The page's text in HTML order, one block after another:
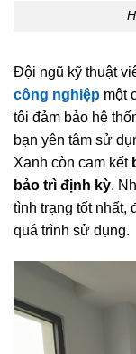
Đội ngũ kỹ thuật
công nghiệp một
tôi đảm bảo hệ
bạn yên tâm sử
Xanh còn cam kết
bảo trì định kỳ.
tình trạng tốt nhất,
quá trình sử dụng.